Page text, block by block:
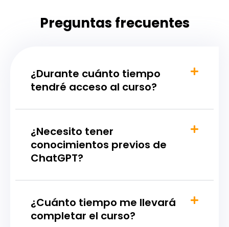
Preguntas frecuentes
¿Durante cuánto tiempo
tendré acceso al curso?
¿Necesito tener
conocimientos previos de
ChatGPT?
¿Cuánto tiempo me llevará
completar el curso?